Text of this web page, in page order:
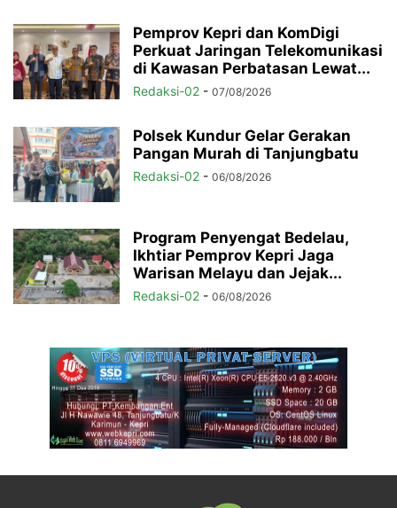
Pemprov Kepri dan KomDigi
Perkuat Jaringan Telekomunikasi
di Kawasan Perbatasan Lewat...
Redaksi-02 - 07/08/2026
Polsek Kundur Gelar Gerakan
Pangan Murah di Tanjungbatu
Redaksi-02 - 06/08/2026
Program Penyengat Bedelau,
Ikhtiar Pemprov Kepri Jaga
Warisan Melayu dan Jejak...
Redaksi-02 - 06/08/2026